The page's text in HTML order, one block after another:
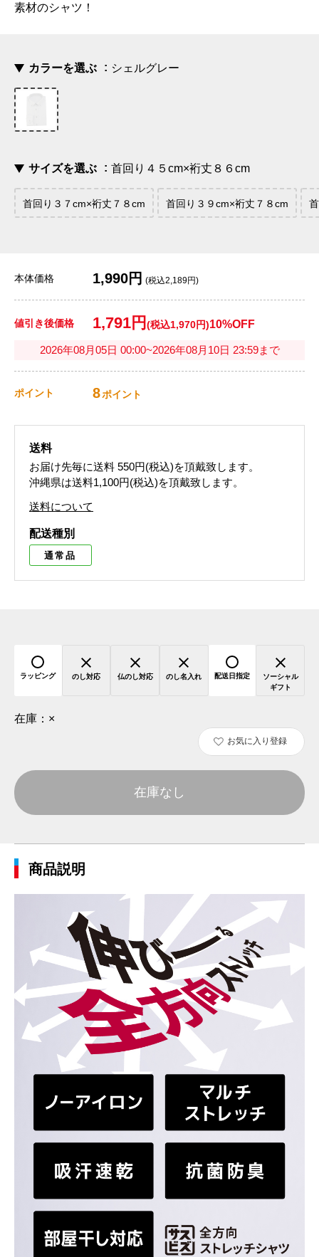
素材のシャツ！
カラーを選ぶ シェルグレー
サイズを選ぶ 首回り４５cm×裄丈８６cm
首回り３７cm×裄丈７８cm 首回り３９cm×裄丈７８cm
本体価格 1,990円 (税込2,189円)
値引き後価格 1,791円 (税込1,970円)10%OFF
2026年08月05日 00:00~2026年08月10日 23:59まで
ポイント 8ポイント
送料
お届け先毎に送料 550円(税込)を頂戴致します。
沖縄県は送料1,100円(税込)を頂戴致します。
送料について
配送種別
通常品
ラッピング のし対応 仏のし対応 のし名入れ 配送日指定
ソーシャル
ギフト
在庫： ×
お気に入り登録
在庫なし
商品説明